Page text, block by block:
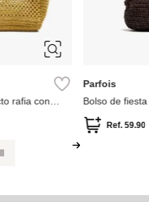
textura y
Aldo
Bolso de
Ref.125.00